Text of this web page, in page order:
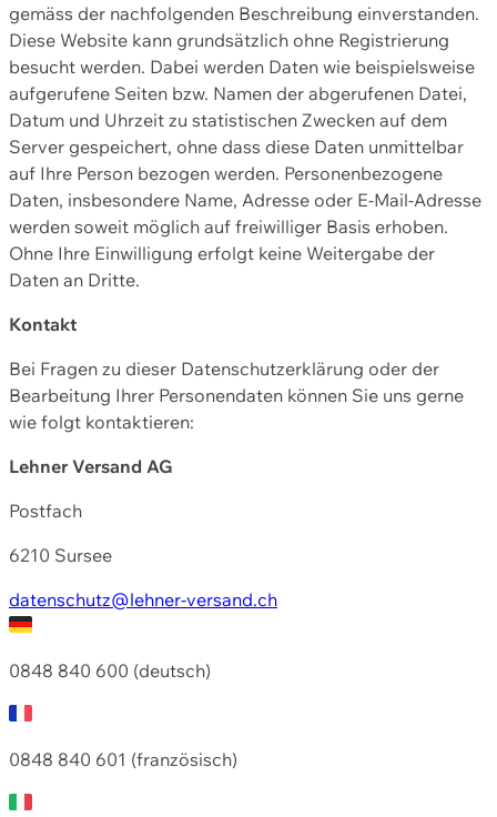
gemäss der nachfolgenden Beschreibung einverstanden.
Diese Website kann grundsätzlich ohne Registrierung
besucht werden. Dabei werden Daten wie beispielsweise
aufgerufene Seiten bzw. Namen der abgerufenen Datei,
Datum und Uhrzeit zu statistischen Zwecken auf dem
Server gespeichert, ohne dass diese Daten unmittelbar
auf Ihre Person bezogen werden. Personenbezogene
Daten, insbesondere Name, Adresse oder E-Mail-Adresse
werden soweit möglich auf freiwilliger Basis erhoben.
Ohne Ihre Einwilligung erfolgt keine Weitergabe der
Daten an Dritte.
Kontakt
Bei Fragen zu dieser Datenschutzerklärung oder der
Bearbeitung Ihrer Personendaten können Sie uns gerne
wie folgt kontaktieren:
Lehner Versand AG
Postfach
6210 Sursee
datenschutz@lehner-versand.ch
0848 840 600 (deutsch)
0848 840 601 (französisch)